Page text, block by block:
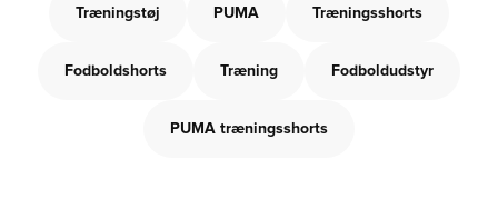
Træningstøj PUMA Træningsshorts
Fodboldshorts Træning Fodboldudstyr
PUMA træningsshorts